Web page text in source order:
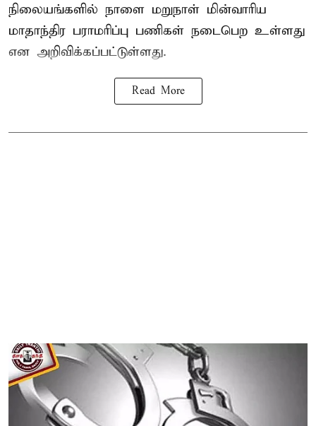
நிலையங்களில் நாளை மறுநாள் மின்வாரிய
மாதாந்திர பராமரிப்பு பணிகள் நடைபெற உள்ளது
என அறிவிக்கப்பட்டுள்ளது.
Read More